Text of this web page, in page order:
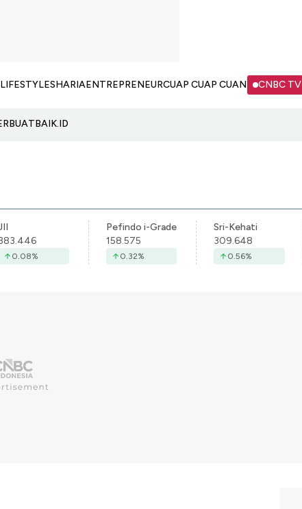
LIFESTYLESHARIAENTREPRENEURCUAP CUAP CUAN CNBC TV
0.08%
Pefindo i-Grade
158.575
0.32%
Sri-Kehati
309.648
0.56%